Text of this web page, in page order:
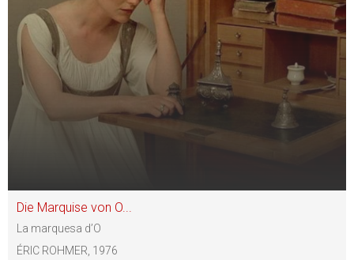
Die Marquise von O...
La marquesa d’O
ÉRIC ROHMER, 1976